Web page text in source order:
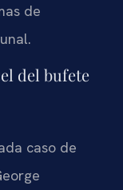
de
del bufete
caso de